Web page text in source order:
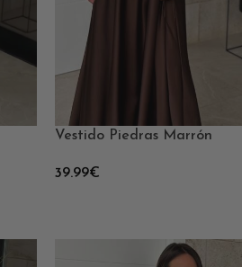
Vestido Piedras Marrón
39.99€